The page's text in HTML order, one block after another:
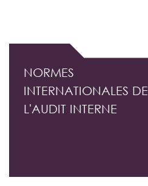
NORMES
INTERNATIONALES DE
L'AUDIT INTERNE